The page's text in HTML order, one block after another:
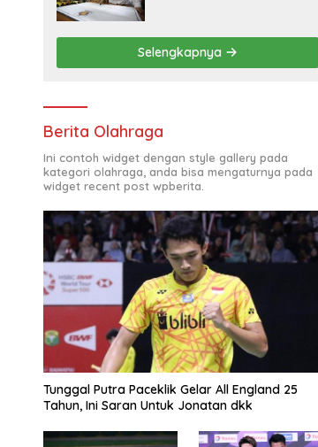
Selengkapnya
Berita Olahraga
Ini contoh widget dengan style gallery pada
kategori olahraga, anda bisa mengaturnya pada
widget recent post wpberita.
Tunggal Putra Paceklik Gelar All England 25
Tahun, Ini Saran Untuk Jonatan dkk